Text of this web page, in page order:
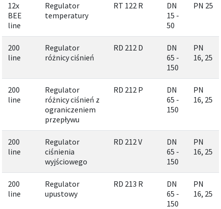
12x
BEE
line
Regulator
temperatury
RT 122 R
DN
15 -
50
PN 25
200
line
Regulator
różnicy ciśnień
RD 212 D
DN
65 -
150
PN
16, 25
200
line
Regulator
różnicy ciśnień z
ograniczeniem
przepływu
RD 212 P
DN
65 -
150
PN
16, 25
200
line
Regulator
ciśnienia
wyjściowego
RD 212 V
DN
65 -
150
PN
16, 25
200
line
Regulator
upustowy
RD 213 R
DN
65 -
150
PN
16, 25